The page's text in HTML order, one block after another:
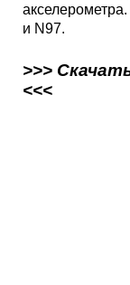
и N97.
>>>
<<<